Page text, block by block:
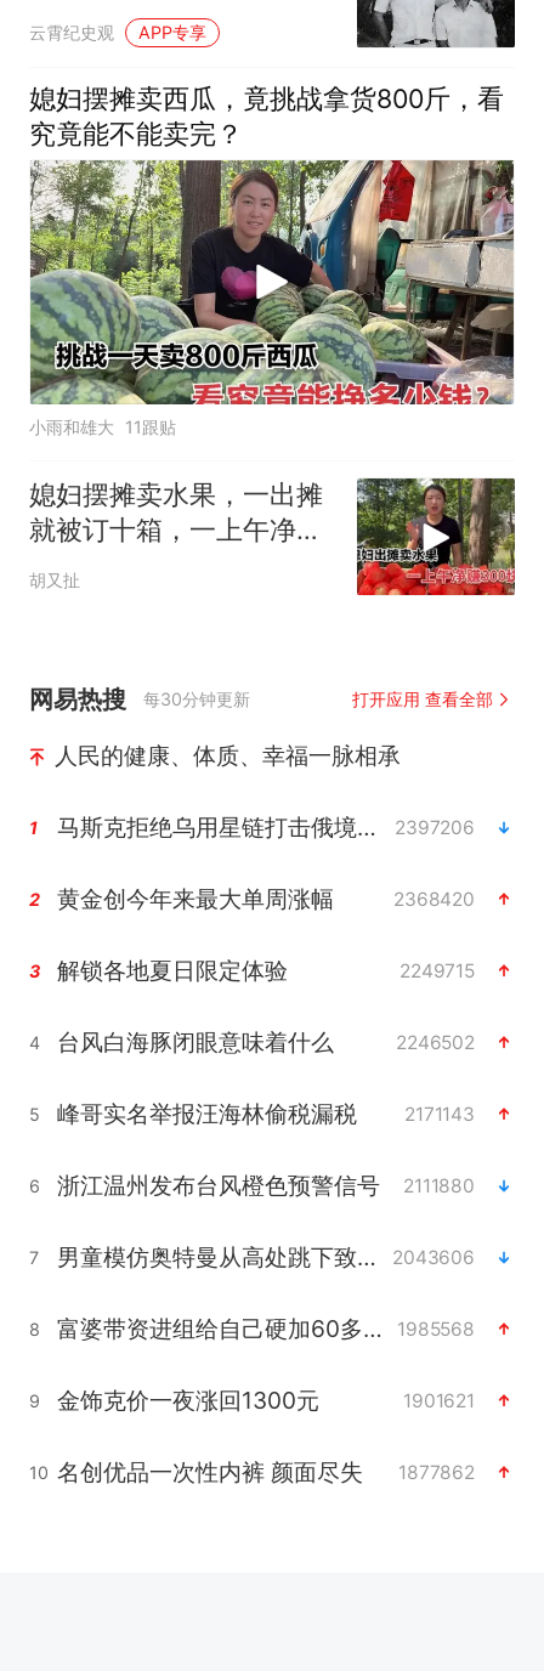
改善生活靠挖野菜
云霄纪史观 APP专享
媳妇摆摊卖西瓜，竟挑战拿货800斤，看
究竟能不能卖完？
小雨和雄大 11跟贴
媳妇摆摊卖水果，一出摊
就被订十箱，一上午净赚
300块钱
胡又扯
网易热搜 每30分钟更新 打开应用 查看全部
人民的健康、体质、幸福一脉相承
1 马斯克拒绝乌用星链打击俄境内目标 2397206
2 黄金创今年来最大单周涨幅 2368420
3 解锁各地夏日限定体验 2249715
4 台风白海豚闭眼意味着什么 2246502
5 峰哥实名举报汪海林偷税漏税 2171143
6 浙江温州发布台风橙色预警信号 2111880
7 男童模仿奥特曼从高处跳下致骨折 2043606
8 富婆带资进组给自己硬加60多场吻戏 1985568
9 金饰克价一夜涨回1300元 1901621
10 名创优品一次性内裤 颜面尽失 1877862